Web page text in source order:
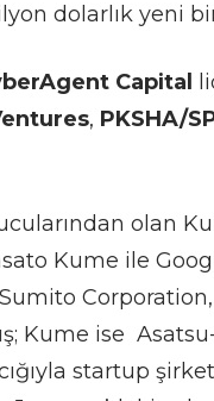
dolarlık yeni
Capital
, PKSHA/
olan
Kume ile
Kume ise
startup